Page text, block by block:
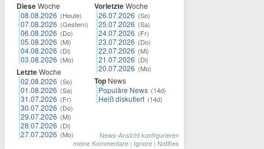
DieseWoche
08.08.2026 (Heute)
07.08.2026 (Gestern)
06.08.2026 (Do)
05.08.2026 (Mi)
04.08.2026 (Di)
03.08.2026 (Mo)
LetzteWoche
02.08.2026 (So)
01.08.2026 (Sa)
31.07.2026 (Fr)
30.07.2026 (Do)
29.07.2026 (Mi)
28.07.2026 (Di)
27.07.2026 (Mo)
VorletzteWoche
26.07.2026 (So)
25.07.2026 (Sa)
24.07.2026 (Fr)
23.07.2026 (Do)
22.07.2026 (Mi)
21.07.2026 (Di)
20.07.2026 (Mo)
Top News
Populäre News (14d)
Heiß diskutiert (14d)
News-Ansicht konfigurieren
meine Kommentare | Ignore | Notifies